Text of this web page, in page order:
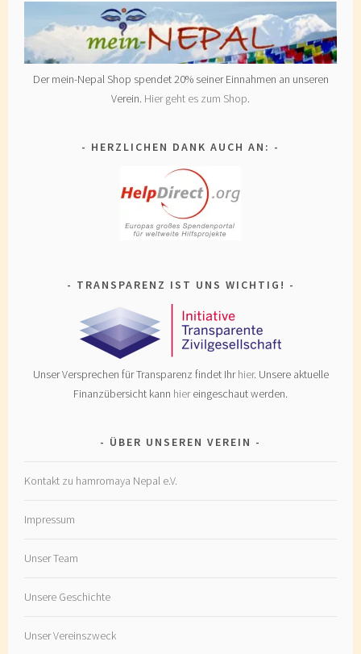
Der mein-Nepal Shop spendet 20% seiner Einnahmen an unseren
Verein. Hier geht es zum Shop.
HERZLICHEN DANK AUCH AN:
TRANSPARENZ IST UNS WICHTIG!
Unser Versprechen für Transparenz findet Ihrhier. Unsere aktuelle
Finanzübersicht kann hiereingeschaut werden.
ÜBER UNSEREN VEREIN
Kontakt zu hamromaya Nepal e.V.
Impressum
Unser Team
Unsere Geschichte
Unser Vereinszweck